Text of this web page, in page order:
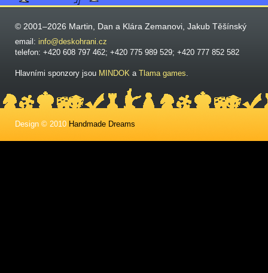
© 2001–2026 Martin, Dan a Klára Zemanovi, Jakub Těšínský
email: info@deskohrani.cz
telefon: +420 608 797 462; +420 775 989 529; +420 777 852 582
Hlavními sponzory jsou MINDOK a Tlama games.
Design © 2010 Handmade Dreams